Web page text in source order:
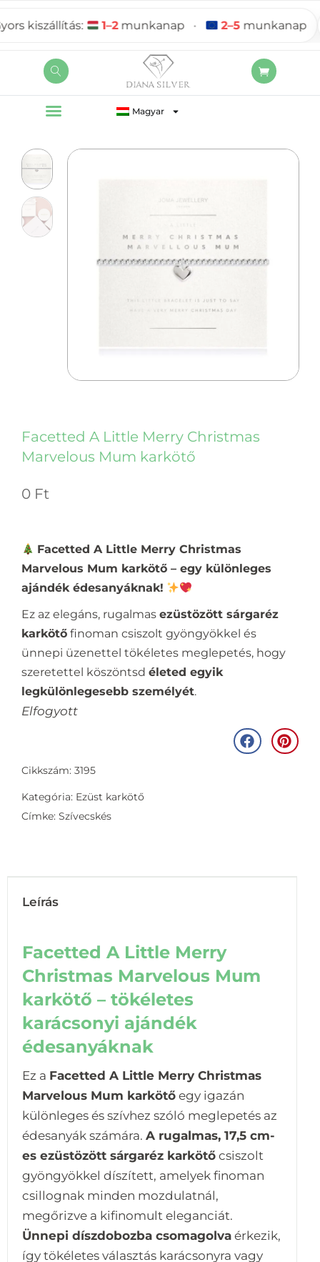
Magyar
kiszállítás: 1–2munkanap • 2–5 munkanap
Facetted A Little Merry Christmas
Marvelous Mum karkötő
0 Ft
Facetted A Little Merry Christmas
Marvelous Mum karkötő – egy különleges
ajándék édesanyáknak!
Ez az elegáns, rugalmas ezüstözött sárgaréz
karkötő finoman csiszolt gyöngyökkel és
ünnepi üzenettel tökéletes meglepetés, hogy
szeretettel köszöntsd életed egyik
legkülönlegesebb személyét.
Elfogyott
Cikkszám: 3195
Kategória: Ezüst karkötő
Címke: Szívecskés
Leírás
Facetted A Little Merry
Christmas Marvelous Mum
karkötő – tökéletes
karácsonyi ajándék
édesanyáknak
Ez a Facetted A Little Merry Christmas
Marvelous Mum karkötő egy igazán
különleges és szívhez szóló meglepetés az
édesanyák számára. A rugalmas, 17,5 cm-
es ezüstözött sárgaréz karkötő csiszolt
gyöngyökkel díszített, amelyek finoman
csillognak minden mozdulatnál,
megőrizve a kifinomult eleganciát.
Ünnepi díszdobozba csomagolva érkezik,
így tökéletes választás karácsonyra vagy